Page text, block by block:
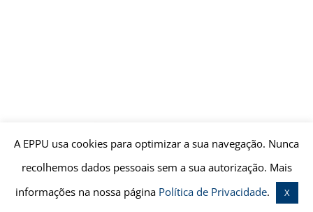
A EPPU usa cookies para optimizar a sua navegação. Nunca
recolhemos dados pessoais sem a sua autorização. Mais
informações na nossa página Política de Privacidade. X